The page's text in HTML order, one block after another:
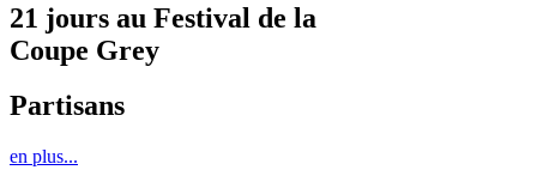
21 jours au Festival de la
Coupe Grey
Partisans
en plus...